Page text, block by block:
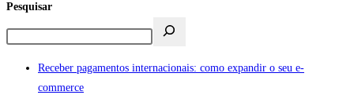
Pesquisar
Receber pagamentos internacionais: como expandir o seu e-
commerce